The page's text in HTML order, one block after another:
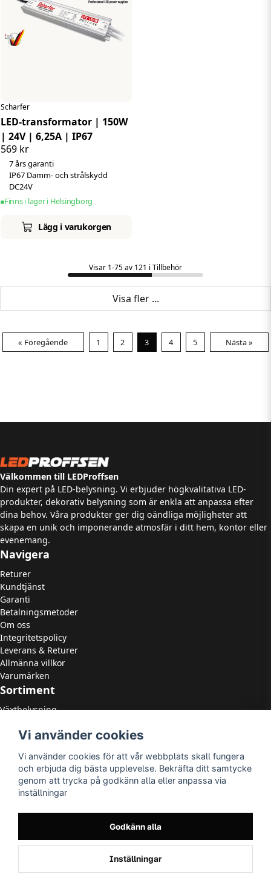
Scharfer
LED-transformator | 150W
| 24V | 6,25A | IP67
569 kr
7 års garanti
IP67 Damm- och strålskydd
DC24V
Finns i lager i Helsingborg
Lägg i varukorgen
Visar 1-75 av 121 i Tillbehör
Visa fler ...
« Föregående 1 2 3 4 5 Nästa »
Välkommen till LEDProffsen
Din expert på LED-belysning. Vi erbjuder högkvalitativa LED-
produkter, dekorativ belysning som är enkla att anpassa efter
dina behov. Våra produkter ger dig oändliga möjligheter att
skapa en unik och imponerande atmosfär i ditt hem, kontor eller
evenemang.
Navigera
Returer
Kundtjänst
Garanti
Betalningsmetoder
Om oss
Integritetspolicy
Leverans & Returer
Allmänna villkor
Varumärken
Sortiment
Växtbelysning
LED Paneler
LED Downlights
LED Takarmaturer
Tillbehör
OUTLED
LED-lister
Inomhusbelysning
Vi använder cookies
Vi använder cookies för att vår webbplats skall fungera
och erbjuda dig bästa upplevelse. Bekräfta ditt samtycke
genom att trycka på godkänn alla eller anpassa via
inställningar
Godkänn alla
Inställningar